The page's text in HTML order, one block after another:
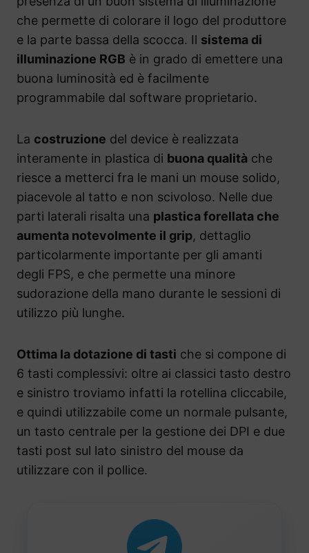
che permette di colorare il logo del produttore
e la parte bassa della scocca. Il sistema di
illuminazione RGB è in grado di emettere una
buona luminosità ed è facilmente
programmabile dal software proprietario.
La costruzione del device è realizzata
interamente in plastica di buona qualità che
riesce a metterci fra le mani un mouse solido,
piacevole al tatto e non scivoloso. Nelle due
parti laterali risalta una plastica forellata che
aumenta notevolmente il grip, dettaglio
particolarmente importante per gli amanti
degli FPS, e che permette una minore
sudorazione della mano durante le sessioni di
utilizzo più lunghe.
Ottima la dotazione di tasti che si compone di
6 tasti complessivi: oltre ai classici tasto destro
e sinistro troviamo infatti la rotellina cliccabile,
e quindi utilizzabile come un normale pulsante,
un tasto centrale per la gestione dei DPI e due
tasti post sul lato sinistro del mouse da
utilizzare con il pollice.